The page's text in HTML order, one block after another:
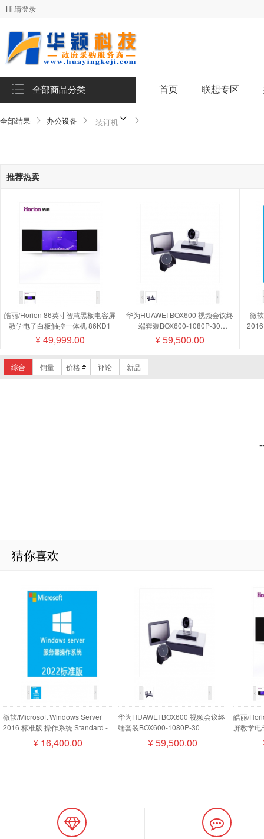
Hi,请登录
全部商品分类 首页 联想专区
全部结果 办公设备 装订机
推荐热卖
皓丽/Horion 86英寸智慧黑板电容屏
教学电子白板触控一体机 86KD1
¥49,999.00
华为HUAWEI BOX600 视频会议终
端套装BOX600-1080P-30
camera200摄像机MIC500全向麦磁
盘阵列
¥59,500.00
微
综合 销量 价格 评论 新品
猜你喜欢
微软/Microsoft Windows Server
2016 标准版 操作系统 Standard -
16 Core License Pack
¥16,400.00
华为HUAWEI BOX600 视频会议终
端套装BOX600-1080P-30
camera200摄像机MIC500全向麦
¥59,500.00
皓丽/
屏教学